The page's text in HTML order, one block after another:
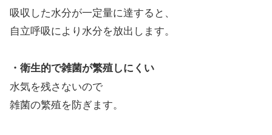
吸収した水分が一定量に達すると、
自立呼吸により水分を放出します。
・衛生的で雑菌が繁殖しにくい
水気を残さないので
雑菌の繁殖を防ぎます。